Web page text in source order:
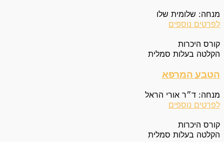
מנחה: שלומית שלו
לפרטים נוספים
קורס היכרות
הקלטה בעלות סמלית
הטבע המרפא
מנחה: ד״ר אורי הראל
לפרטים נוספים
קורס היכרות
הקלטה בעלות סמלית